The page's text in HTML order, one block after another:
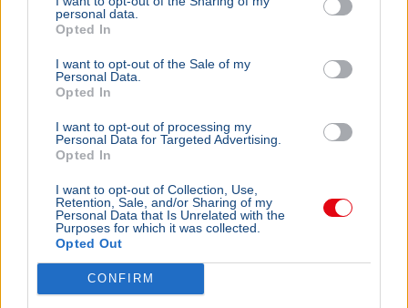
personal data.
Opted In
I want to opt-out of the Sale of my
Personal Data.
Opted In
I want to opt-out of processing my
Personal Data for Targeted Advertising.
Opted In
I want to opt-out of Collection, Use,
Retention, Sale, and/or Sharing of my
Personal Data that Is Unrelated with the
Purposes for which it was collected.
Opted Out
CONFIRM
KULTÚRA
Majka lemondta a sepsiszentgyörgyi
koncertjét - Életveszélyes fenyegetést
kapott